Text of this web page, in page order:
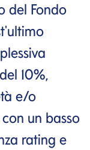
del Fondo
10%,
e/o
un basso
rating e